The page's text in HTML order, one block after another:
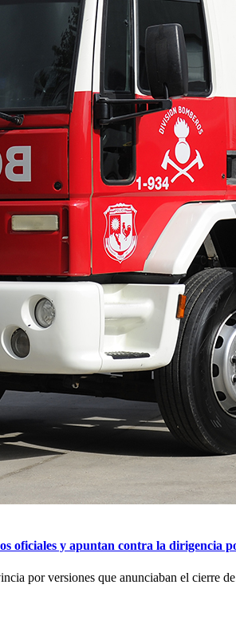
oficiales y apuntan contra la dirigencia
por versiones que anunciaban el cierre